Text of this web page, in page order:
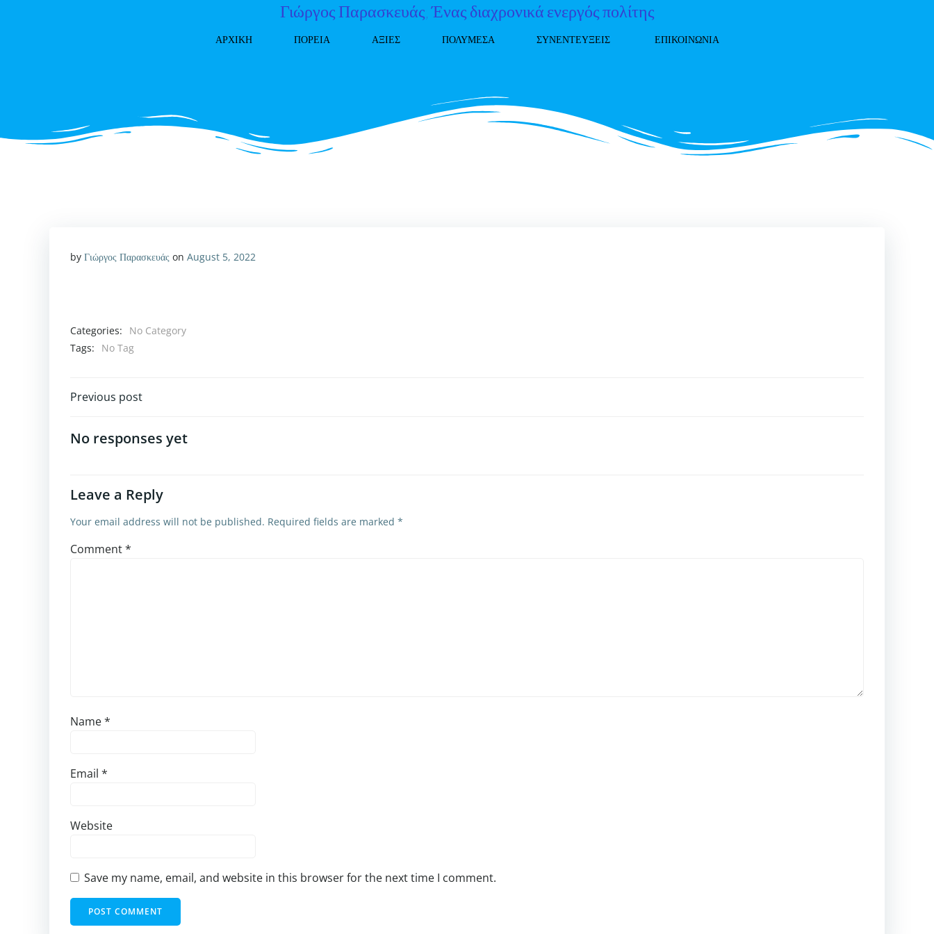
Γιώργος Παρασκευάς, Ένας διαχρονικά ενεργός πολίτης
ΑΡΧΙΚΗ ΠΟΡΕΙΑ ΑΞΙΕΣ ΠΟΛΥΜΕΣΑ ΣΥΝΕΝΤΕΥΞΕΙΣ ΕΠΙΚΟΙΝΩΝΙΑ
by Γιώργος Παρασκευάς on August 5, 2022
Categories:
No Category
Tags:
No Tag
Post
navigation
Previous post
No responses yet
Leave a Reply
Your email address will not be published. Required fields are marked *
Comment*
Name*
Email *
Website
Save my name, email, and website in this browser for the next time I comment.